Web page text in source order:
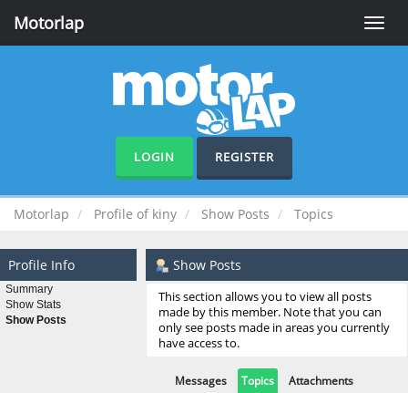
Toggle
Motorlap
LOGIN REGISTER
Motorlap Profile of kiny Show Posts Topics
Profile Info
Summary
Show Stats
Show Posts
Show Posts
This section allows you to view all posts
made by this member. Note that you can
only see posts made in areas you currently
have access to.
Messages Topics Attachments